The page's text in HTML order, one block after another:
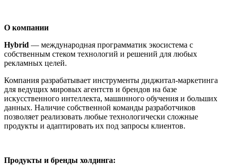
О компании
Hybrid — международная программатик экосистема с
собственным стеком технологий и решений для любых
рекламных целей.
Компания разрабатывает инструменты диджитал-маркетинга
для ведущих мировых агентств и брендов на базе
искусственного интеллекта, машинного обучения и больших
данных. Наличие собственной команды разработчиков
позволяет реализовать любые технологически сложные
продукты и адаптировать их под запросы клиентов.
Продукты и бренды холдинга: